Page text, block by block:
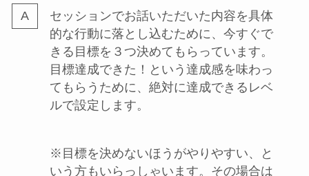
セッションでお話いただいた内容を具体
的な行動に落とし込むために、今すぐで
きる目標を３つ決めてもらっています。
目標達成できた！という達成感を味わっ
てもらうために、絶対に達成できるレベ
ルで設定します。
※目標を決めないほうがやりやすい、と
いう方もいらっしゃいます。その場合は